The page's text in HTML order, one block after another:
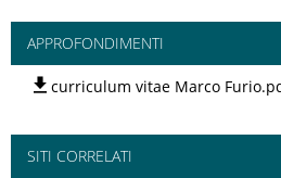
APPROFONDIMENTI
curriculum vitae Marco
SITI CORRELATI